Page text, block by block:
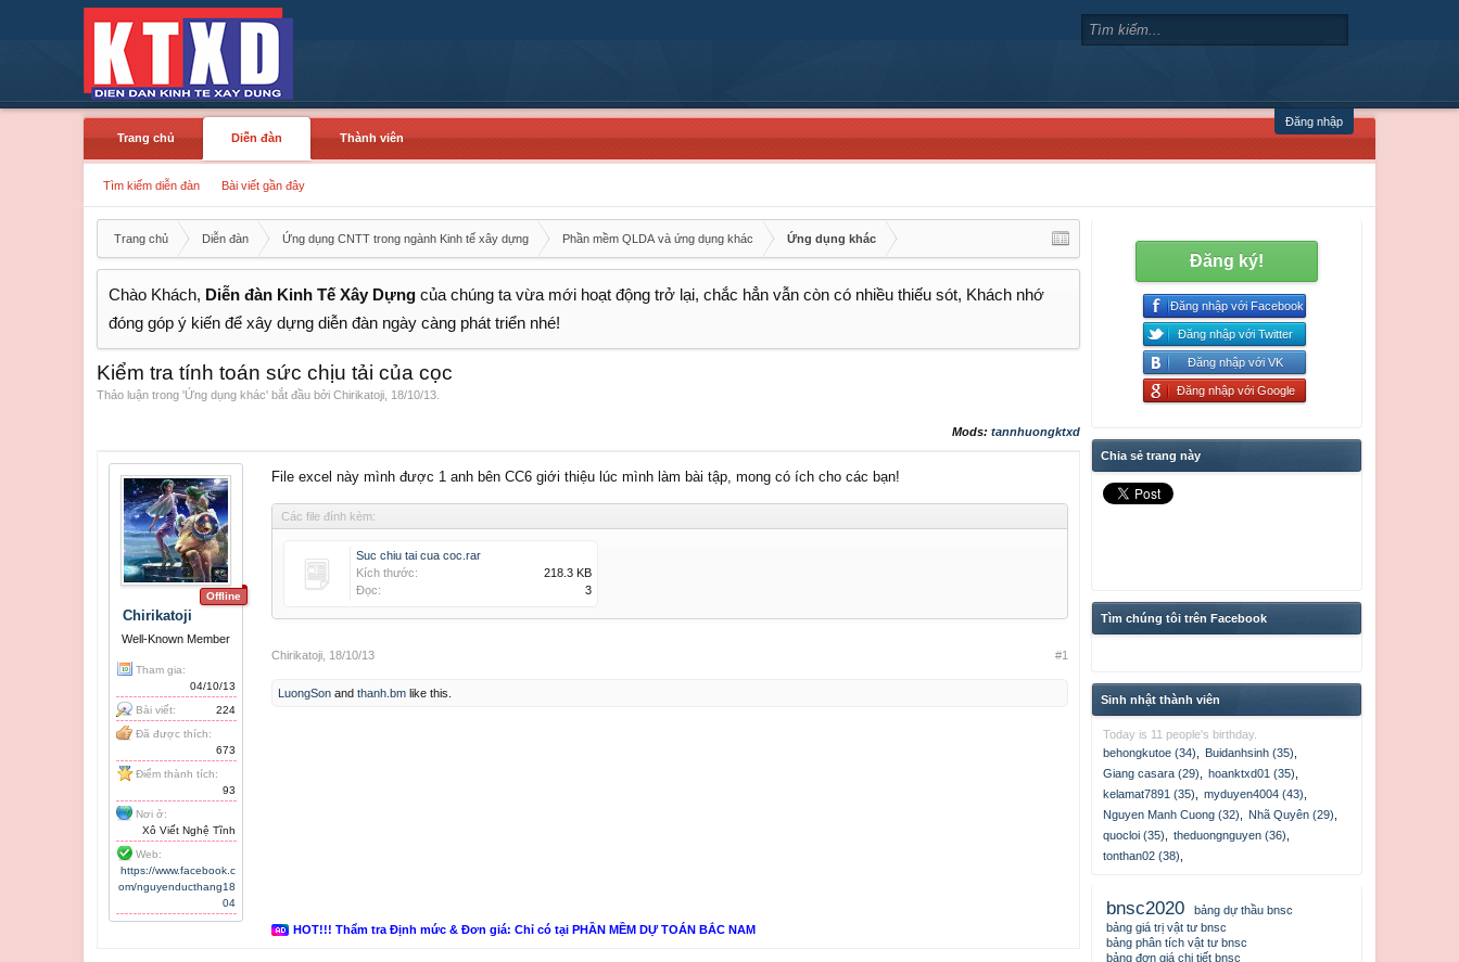
Đăng nhập
Trang chủ
Diễn đàn
Tìm kiếm diễn đàn Bài viết gần đây
Thành viên
Trang chủ Diễn đàn Ứng dụng CNTT trong ngành Kinh tế xây dựng Phần mềm QLDA và ứng dụng khác Ứng dụng khác
Chào Khách, Diễn đàn Kinh Tế Xây Dựng của chúng ta vừa mới hoạt động trở lại, chắc hẳn vẫn còn có nhiều thiếu sót, Khách nhớ
đóng góp ý kiến để xây dựng diễn đàn ngày càng phát triển nhé!
Kiểm tra tính toán sức chịu tải của cọc
Thảo luận trong 'Ứng dụng khác' bắt đầu bởi Chirikatoji 18/10/13
Mods: tannhuongktxd
Offline
Chirikatoji
Well-Known Member
Tham gia:
04/10/13
Bài viết:
224
Đã được thích:
673
Điểm thành tích:
93
Nơi ở:
Xô Viết Nghệ Tĩnh
Web:
https://www.facebook.c
om/nguyenducthang18
04
File excel này mình được 1 anh bên CC6 giới thiệu lúc mình làm bài tập, mong có ích cho các bạn!
Các file đính kèm:
Suc chiu tai cua coc.rar
Kích thước:
218.3 KB
Đọc:
3
Chirikatoji 18/10/13 #1
LuongSon and thanh.bm like this.
HOT!!! Thẩm tra Định mức & Đơn giá: Chỉ có tại PHẦN MỀM DỰ TOÁN BẮC NAM
Đăng ký!
Đăng nhập với Facebook
Đăng nhập với Twitter
Đăng nhập với VK
Đăng nhập với Google
Chia sẻ trang này
Tìm chúng tôi trên Facebook
Sinh nhật thành viên
Today is 11 people's birthday.
behongkutoe (34)
Buidanhsinh (35)
Giang casara (29)
hoanktxd01 (35)
kelamat7891 (35)
myduyen4004 (43)
Nguyen Manh Cuong (32)
Nhã Quyên (29)
quocloi (35)
theduongnguyen (36)
tonthan02 (38)
bnsc2020
bảng dự thầu bnsc
bảng giá trị vật tư bnsc
bảng phân tích vật tư bnsc
bảng đơn giá chi tiết bnsc